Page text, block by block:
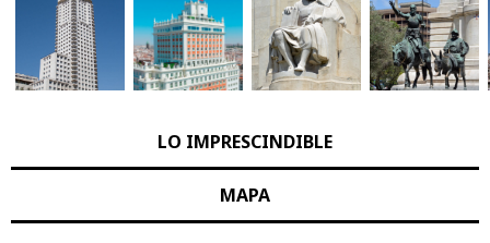
MAPA
LO IMPRESCINDIBLE